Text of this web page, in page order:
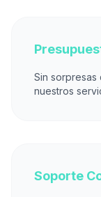
Sin sorpresas
nuestros
Soporte